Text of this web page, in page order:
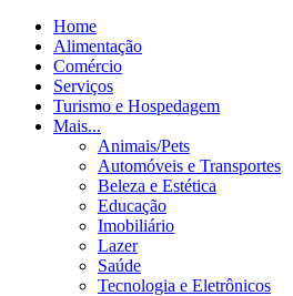
Home
Alimentação
Comércio
Serviços
Turismo e Hospedagem
Mais...
Animais/Pets
Automóveis e Transportes
Beleza e Estética
Educação
Imobiliário
Lazer
Saúde
Tecnologia e Eletrônicos